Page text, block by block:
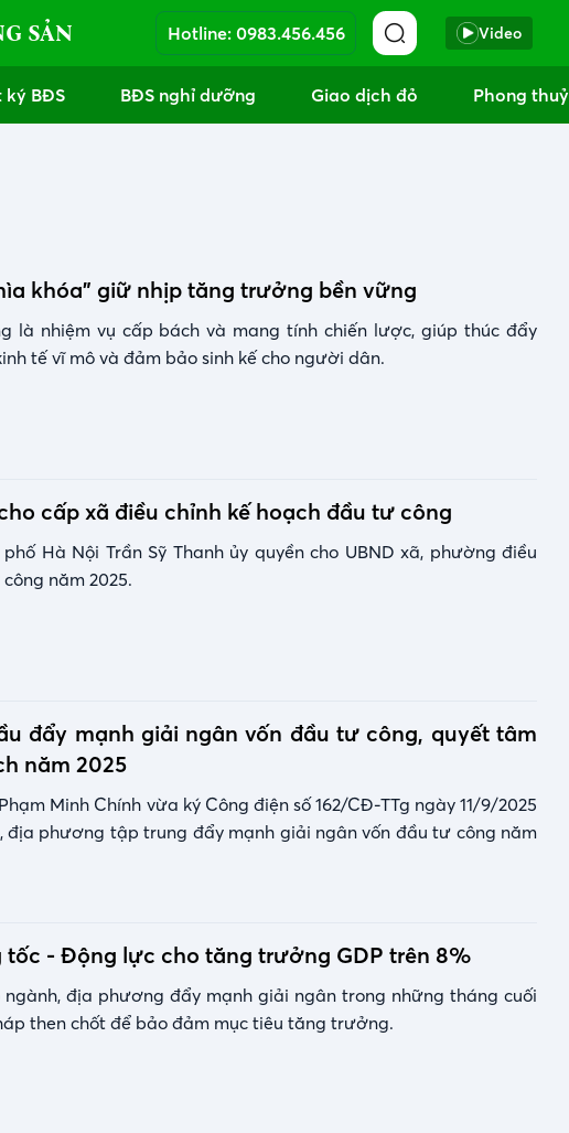
SẢN Hotline: 0983.456.456 Video
ký BĐS BĐS nghỉ dưỡng Giao dịch đỏ Phong thuỷ
khóa” giữ nhịp tăng trưởng bền vững
là nhiệm vụ cấp bách và mang tính chiến lược, giúp thúc đẩy
tế vĩ mô và đảm bảo sinh kế cho người dân.
cấp xã điều chỉnh kế hoạch đầu tư công
Hà Nội Trần Sỹ Thanh ủy quyền cho UBND xã, phường điều
năm 2025.
đẩy mạnh giải ngân vốn đầu tư công, quyết tâm
năm 2025
Minh Chính vừa ký Công điện số 162/CĐ-TTg ngày 11/9/2025
địa phương tập trung đẩy mạnh giải ngân vốn đầu tư công năm
- Động lực cho tăng trưởng GDP trên 8%
ngành, địa phương đẩy mạnh giải ngân trong những tháng cuối
then chốt để bảo đảm mục tiêu tăng trưởng.